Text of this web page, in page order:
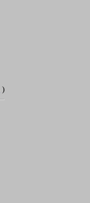
)